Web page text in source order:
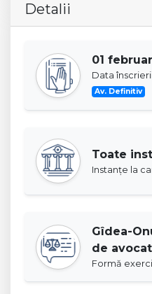
Detalii
01
Data
Av. Definitiv
Toate
Instanţe la
Gîdea-
de avocat
Formă